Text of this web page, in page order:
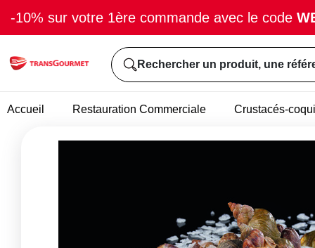
-10% sur votre 1ère commande avec le code
Rechercher un produit, une
Accueil Restauration Commerciale Crustacés-